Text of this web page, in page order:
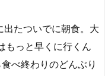
出たついでに朝食。大
もっと早くに行くん
べ終わりのどんぶり